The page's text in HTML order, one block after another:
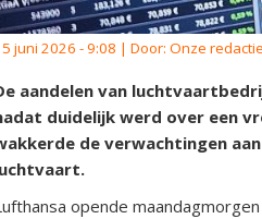
juni 2026 - 9:08 | Door: Onze redactie
aandelen van
duidelijk werd over een
de verwachtingen
opende